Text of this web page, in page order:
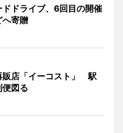
ドライブ、6回目の開催
寄贈
販店「イーコスト」 駅
図る